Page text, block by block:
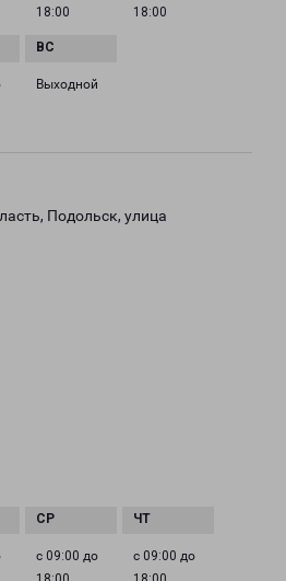
18:00
18:00
Выходной
Подольск, улица
с 09:00 до
с 09:00 до